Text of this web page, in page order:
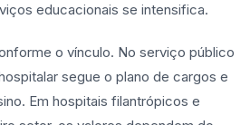
educacionais se intensifica.
o vínculo. No serviço público
segue o plano de cargos e
Em hospitais filantrópicos e